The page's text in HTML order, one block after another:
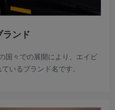
ランド
国々での展開により、エイビ
いるブランド名です。